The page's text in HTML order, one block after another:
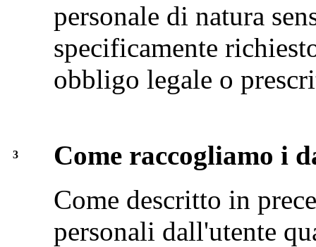
personale di natura
specificamente
obbligo legale o
3
Come raccogliamo i
Come descritto in
personali dall'utente